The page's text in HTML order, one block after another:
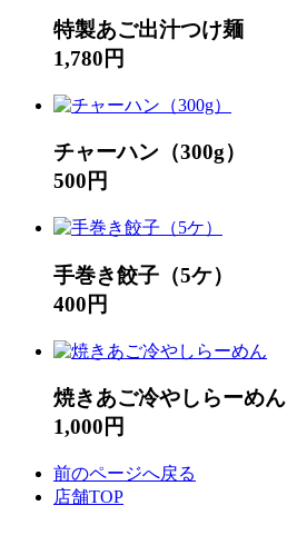
特製あご出汁つけ麺
1,780円
チャーハン（300g）
500円
手巻き餃子（5ケ）
400円
焼きあご冷やしらーめん
1,000円
前のページへ戻る
店舗TOP